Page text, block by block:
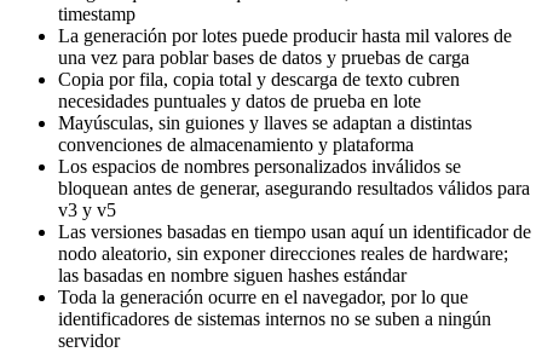
timestamp
La generación por lotes puede producir hasta mil valores de
una vez para poblar bases de datos y pruebas de carga
Copia por fila, copia total y descarga de texto cubren
necesidades puntuales y datos de prueba en lote
Mayúsculas, sin guiones y llaves se adaptan a distintas
convenciones de almacenamiento y plataforma
Los espacios de nombres personalizados inválidos se
bloquean antes de generar, asegurando resultados válidos para
v3 y v5
Las versiones basadas en tiempo usan aquí un identificador de
nodo aleatorio, sin exponer direcciones reales de hardware;
las basadas en nombre siguen hashes estándar
Toda la generación ocurre en el navegador, por lo que
identificadores de sistemas internos no se suben a ningún
servidor